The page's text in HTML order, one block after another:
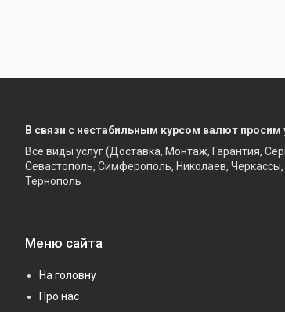
В связи с нестабильным курсом валют
Все виды услуг (Доставка, Монтаж, Гарантия,
Севастополь, Симферополь, Николаев,
Тернополь
Меню сайта
На головну
Про нас